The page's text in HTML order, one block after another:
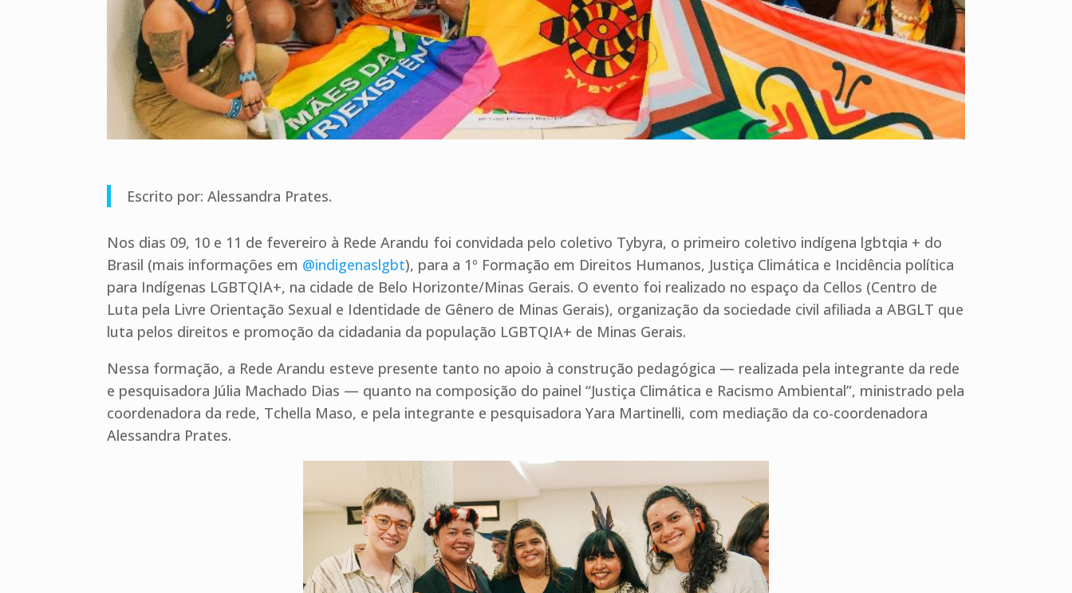
Escrito por: Alessandra Prates.
Nos dias 09, 10 e 11 de fevereiro à Rede Arandu foi convidada pelo coletivo Tybyra, o primeiro coletivo indígena lgbtqia + do
Brasil (mais informações em @indigenaslgbt), para a 1º Formação em Direitos Humanos, Justiça Climática e Incidência política
para Indígenas LGBTQIA+, na cidade de Belo Horizonte/Minas Gerais. O evento foi realizado no espaço da Cellos (Centro de
Luta pela Livre Orientação Sexual e Identidade de Gênero de Minas Gerais), organização da sociedade civil afiliada a ABGLT que
luta pelos direitos e promoção da cidadania da população LGBTQIA+ de Minas Gerais.
Nessa formação, a Rede Arandu esteve presente tanto no apoio à construção pedagógica — realizada pela integrante da rede
e pesquisadora Júlia Machado Dias — quanto na composição do painel “Justiça Climática e Racismo Ambiental”, ministrado pela
coordenadora da rede, Tchella Maso, e pela integrante e pesquisadora Yara Martinelli, com mediação da co-coordenadora
Alessandra Prates.